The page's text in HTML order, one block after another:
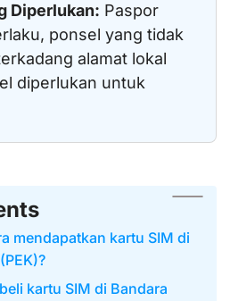
Diperlukan: Paspor
ponsel yang tidak
alamat lokal
diperlukan untuk
mendapatkan kartu SIM di
kartu SIM di Bandara